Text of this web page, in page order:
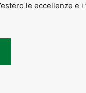
le eccellenze e